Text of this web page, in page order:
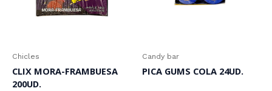
Chicles
CLIX MORA-FRAMBUESA
200UD.
Candy bar
PICA GUMS COLA 24UD.